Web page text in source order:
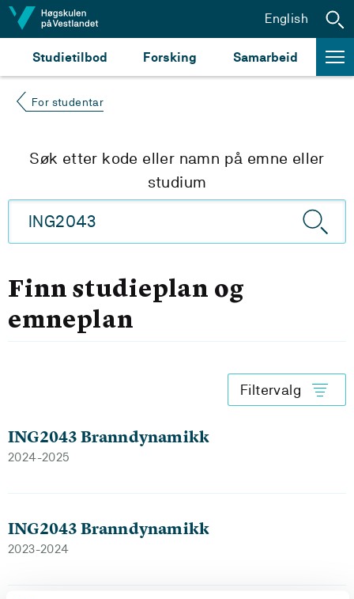
Hopp til innhald
Studietilbod Forsking Samarbeid
English
For studentar
Søk etter kode eller namn på emne eller
studium
Finn studieplan og
emneplan
Filtervalg
ING2043 Branndynamikk
2024-2025
ING2043 Branndynamikk
2023-2024